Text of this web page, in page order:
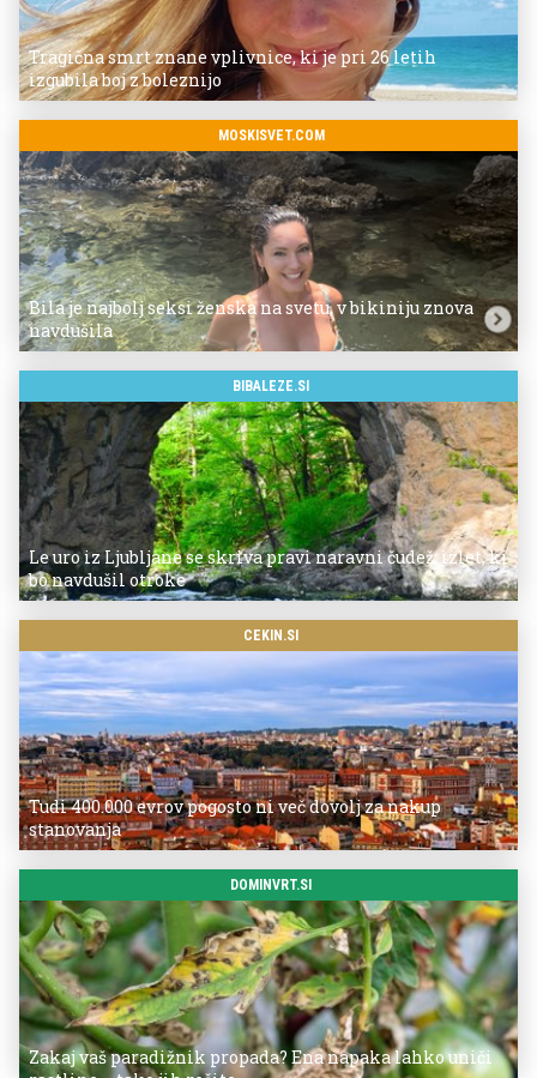
Tragična smrt znane vplivnice, ki je pri 26 letih
izgubila boj z boleznijo
MOSKISVET.COM
Bila je najbolj seksi ženska na svetu, v bikiniju znova
navdušila
BIBALEZE.SI
Le uro iz Ljubljane se skriva pravi naravni čudež: izlet, ki
bo navdušil otroke
CEKIN.SI
Tudi 400.000 evrov pogosto ni več dovolj za nakup
stanovanja
DOMINVRT.SI
Zakaj vaš paradižnik propada? Ena napaka lahko uniči